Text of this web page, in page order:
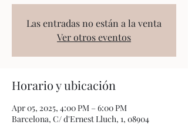
Las entradas no están a la venta
Ver otros eventos
Horario y ubicación
Apr 05, 2025, 4:00 PM – 6:00 PM
Barcelona, C/ d'Ernest Lluch, 1, 08904